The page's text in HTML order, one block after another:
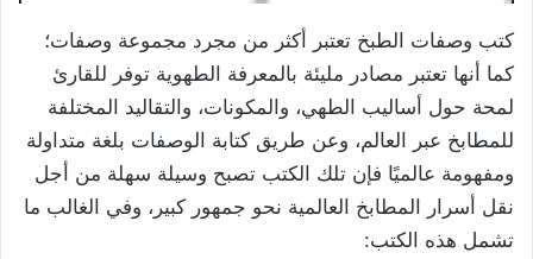
كتب وصفات الطبخ تعتبر أكثر من مجرد مجموعة وصفات؛
كما أنها تعتبر مصادر مليئة بالمعرفة الطهوية توفر للقارئ
لمحة حول أساليب الطهي، والمكونات، والتقاليد المختلفة
للمطابخ عبر العالم، وعن طريق كتابة الوصفات بلغة متداولة
ومفهومة عالميًا فإن تلك الكتب تصبح وسيلة سهلة من أجل
نقل أسرار المطابخ العالمية نحو جمهور كبير، وفي الغالب ما
تشمل هذه الكتب: